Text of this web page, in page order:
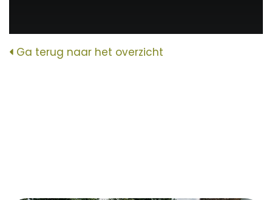
Ga terug naar het overzicht